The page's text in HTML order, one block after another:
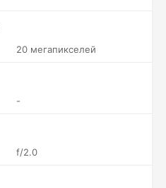
20 мегапикселей
-
f/2.0